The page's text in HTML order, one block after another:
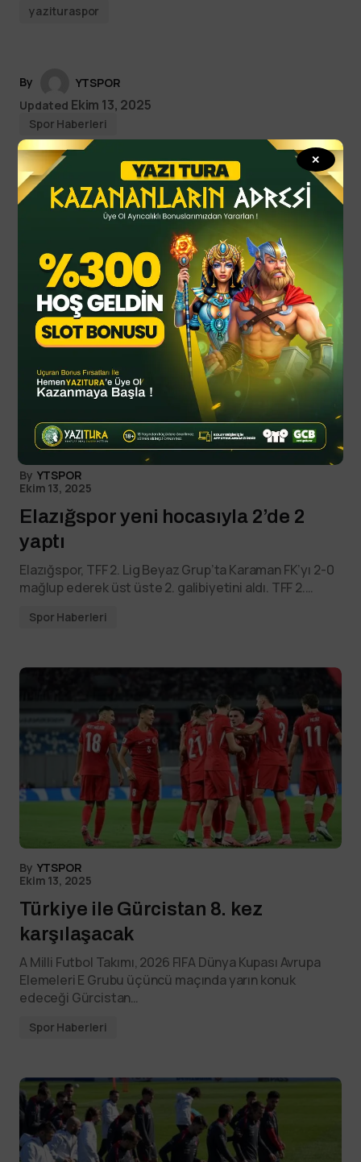
✕
yazituraspor
By
YTSPOR
Updated Ekim 13, 2025
Spor Haberleri
By YTSPOR
Ekim 13, 2025
Elazığspor yeni hocasıyla 2’de 2
yaptı
Elazığspor, TFF 2. Lig Beyaz Grup’ta Karaman FK’yı 2-0
mağlup ederek üst üste 2. galibiyetini aldı. TFF 2.…
Spor Haberleri
By YTSPOR
Ekim 13, 2025
Türkiye ile Gürcistan 8. kez
karşılaşacak
A Milli Futbol Takımı, 2026 FIFA Dünya Kupası Avrupa
Elemeleri E Grubu üçüncü maçında yarın konuk
edeceği Gürcistan…
Spor Haberleri